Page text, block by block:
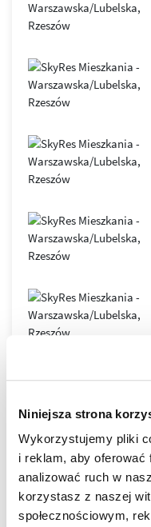
Niniejsza strona
Wykorzystujemy pliki
i reklam, aby oferować
analizować ruch w
korzystasz z naszej
społecznościowym,
SkyRes– symbol
renomowanych,
sufity podwieszane,
sterowane
szybkobieżnych
Nowoczesna
Biurowiec został
zrównoważonego
komfortu i doskonałej
najważniejszych
wyjątkowym
rozwijającym się mieście.
Osiedle SkyRes to
wyznaczyła
budownictwie, to